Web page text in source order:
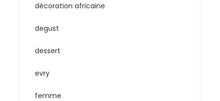
décoration africaine
degust
dessert
evry
femme